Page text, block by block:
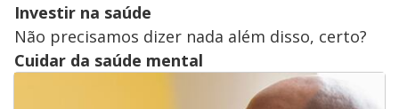
Investir na saúde
Não precisamos dizer nada além disso, certo?
Cuidar da saúde mental